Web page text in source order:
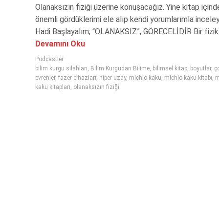
Olanaksızın fiziği üzerine konuşacağız. Yine kitap
önemli gördüklerimi ele alıp kendi yorumlarımla
Hadi Başlayalım; “OLANAKSIZ”, GÖRECELİDİR Bir
Devamını Oku
Podcastler
bilim kurgu silahları, Bilim Kurgudan Bilime, bilimsel kitap, boyutlar,
evrenler, fazer cihazları, hiper uzay, michio kaku, michio kaku kitabı,
kaku kitapları, olanaksızın fiziği